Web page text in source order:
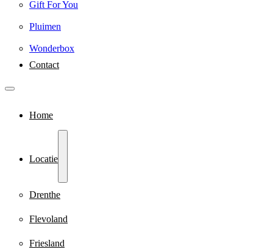
Gift For You
Pluimen
Wonderbox
Contact
Home
Locatie
Drenthe
Flevoland
Friesland